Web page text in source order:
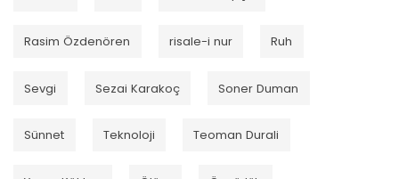
Rasim Özdenören risale-i nur Ruh
Sevgi Sezai Karakoç Soner Duman
Sünnet Teknoloji Teoman Durali